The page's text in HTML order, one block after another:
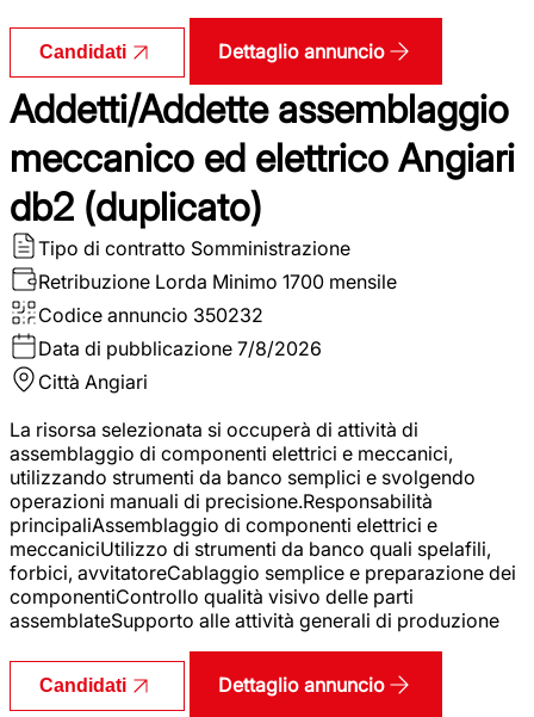
Candidati Dettaglio annuncio
Addetti/Addette assemblaggio
meccanico ed elettrico Angiari
db2 (duplicato)
Tipo di contratto Somministrazione
Retribuzione Lorda Minimo 1700 mensile
Codice annuncio 350232
Data di pubblicazione 7/8/2026
Città Angiari
La risorsa selezionata si occuperà di attività di
assemblaggio di componenti elettrici e meccanici,
utilizzando strumenti da banco semplici e svolgendo
operazioni manuali di precisione.Responsabilità
principaliAssemblaggio di componenti elettrici e
meccaniciUtilizzo di strumenti da banco quali spelafili,
forbici, avvitatoreCablaggio semplice e preparazione dei
componentiControllo qualità visivo delle parti
assemblateSupporto alle attività generali di produzione
Candidati Dettaglio annuncio